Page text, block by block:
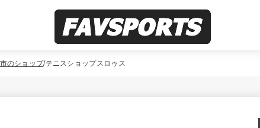
のショップ テニスショップスロゥス